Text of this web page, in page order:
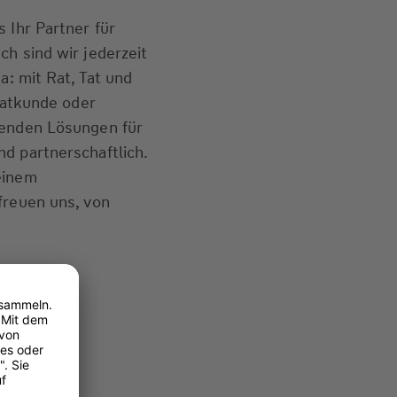
Ihr Partner für
sind wir jederzeit
mit Rat, Tat und
oder
Lösungen für
partnerschaftlich.
uns, von